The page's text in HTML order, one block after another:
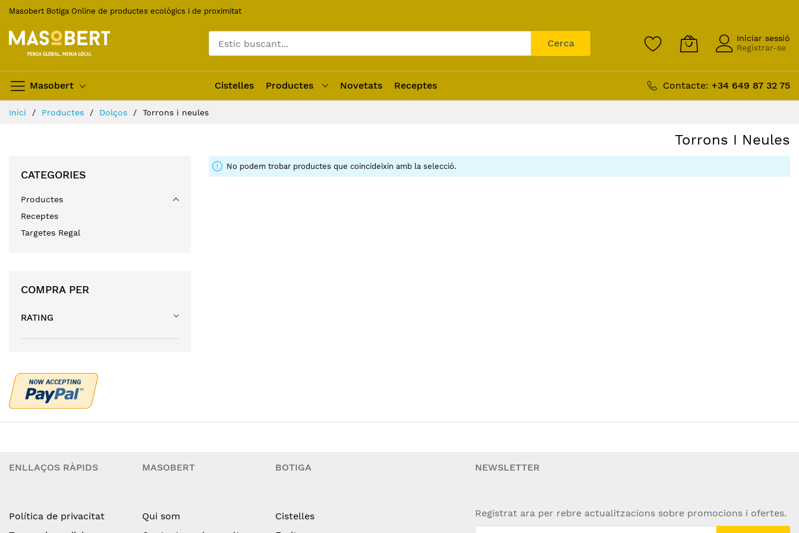
Skip
Content
Masobert Botiga Online de productes ecològics i de proximitat
Masobert
Cerca
Iniciar sessió
Registrar-se
Cistelles Productes Novetats Receptes Contacte: +34 649 87 32 75
Inici Productes Dolços Torrons i neules
Torrons I Neules
No podem trobar productes que coincideixin amb la selecció.
CATEGORIES
Productes
Receptes
Targetes Regal
COMPRA PER
RATING
ENLLAÇOS RÀPIDS
Política de privacitat
MASOBERT
Qui som
BOTIGA
Cistelles
NEWSLETTER
Registrat ara per rebre actualitzacions sobre promocions i ofertes.